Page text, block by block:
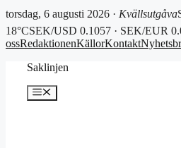
torsdag, 6 augusti 2026 · Kvällsutgåva
18°CSEK/USD 0.1057 · SEK/EUR
ossRedaktionenKällorKontakt
Saklinjen
Meny